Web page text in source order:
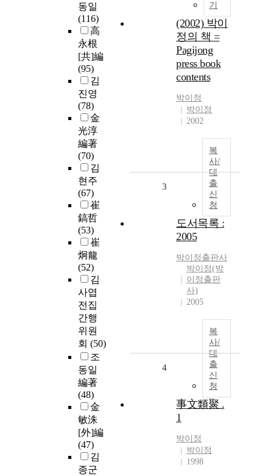
동일
(116)
高
永根
[共]編
(95)
김
진영
(78)
金
光淳
編著
(70)
김
현주
(67)
崔
鎬哲
(53)
崔
炯龍
(52)
김
사엽
전집
간행
위원
회 (50)
조
동일
編著
(48)
金
敏洙
[外]編
(47)
김
종군
기
(2002) 박이
정의 책 =
Pagijong
press book
contents
박이정
박이정
2002
복
사/
대
출
신
청
3
도서목록 :
2005
박이정출판사
박이정(박
이정출판
사)
2005
복
사/
대
출
신
청
4
事文類聚 .
1
박이정
박이정
1998